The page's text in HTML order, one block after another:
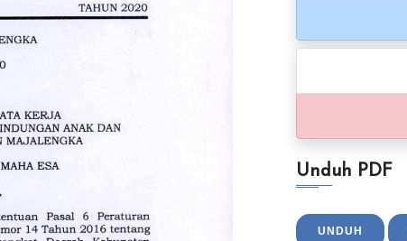
Unduh PDF
UNDUH